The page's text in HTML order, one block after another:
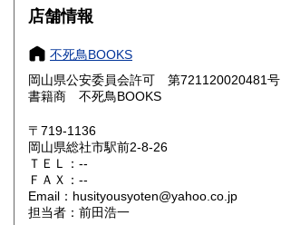
岐阜県
愛知県
滋賀県 300円
大阪府 300円
奈良県
鳥取県
店舗情報
不死鳥BOOKS
岡山県公安委員会許可 第721120020481号
書籍商 不死鳥BOOKS
〒719-1136
岡山県総社市駅前2-8-26
ＴＥＬ：--
ＦＡＸ：--
Email：husityousyoten@yahoo.co.jp
担当者：前田浩一